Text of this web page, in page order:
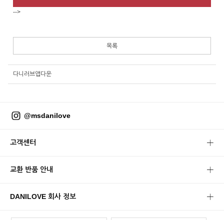
-->
목록
다니러브앱다운
@msdanilove
고객센터
교환 반품 안내
DANILOVE 회사 정보